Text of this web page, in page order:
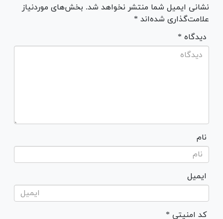
نشانی ایمیل شما منتشر نخواهد شد. بخش‌های موردنیاز
علامت‌گذاری شده‌اند *
* دیدگاه
نام
ایمیل
* کد امنیتی